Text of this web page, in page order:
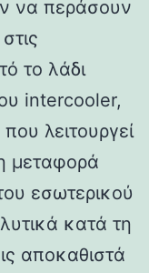
να περάσουν
το λάδι
intercooler,
λειτουργεί
μεταφορά
εσωτερικού
κατά τη
αποκαθιστά